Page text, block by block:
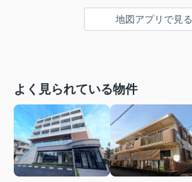
地図アプリで見る
よく見られている物件